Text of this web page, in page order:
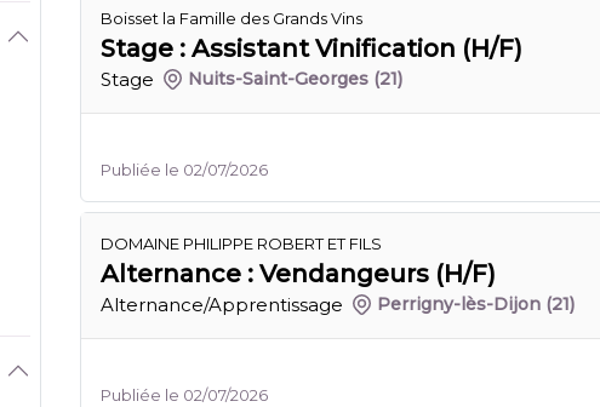
Boisset la Famille des Grands Vins
Stage : Assistant Vinification (H/F)
Stage Nuits-Saint-Georges (21)
Publiée le 02/07/2026
DOMAINE PHILIPPE ROBERT ET FILS
Alternance : Vendangeurs (H/F)
Alternance/Apprentissage Perrigny-lès-Dijon (21)
Publiée le 02/07/2026